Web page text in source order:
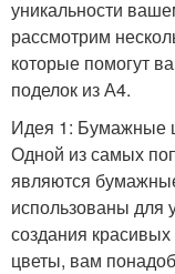
уникальности
рассмотрим
которые помогут
поделок из А4.
Идея 1: Бумажные
Одной из самых
являются
использованы для
создания
цветы, вам